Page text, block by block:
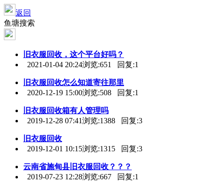
返回
鱼塘搜索
旧衣服回收 ，这个平台好吗？
2021-01-04 20:24浏览:651 回复:1
旧衣服回收怎么知道寄往那里
2020-12-19 15:00浏览:508 回复:1
旧衣服回收箱有人管理吗
2019-12-28 07:41浏览:1388 回复:3
旧衣服回收
2019-12-01 10:15浏览:1315 回复:3
云南省施甸县 旧衣服回收 ？？？
2019-07-23 12:28浏览:667 回复:1